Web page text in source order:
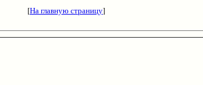
[На главную страницу]